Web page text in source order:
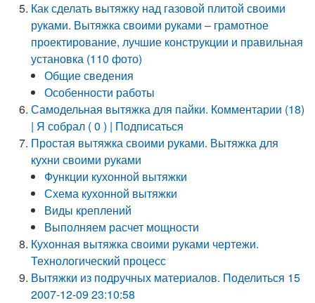
Как сделать вытяжку над газовой плитой своими
руками. Вытяжка своими руками – грамотное
проектирование, лучшие конструкции и правильная
установка (110 фото)
Общие сведения
Особенности работы
Самодельная вытяжка для пайки. Комментарии (18)
| Я собрал ( 0 ) | Подписаться
Простая вытяжка своими руками. Вытяжка для
кухни своими руками
Функции кухонной вытяжки
Схема кухонной вытяжки
Виды креплений
Выполняем расчет мощности
Кухонная вытяжка своими руками чертежи.
Технологический процесс
Вытяжки из подручных материалов. Поделиться 15
2007-12-09 23:10:58